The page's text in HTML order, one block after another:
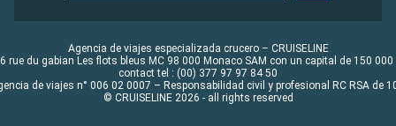
Agencia de viajes especializada crucero – CRUISELINE
rue du gabian Les flots bleus MC 98 000 Monaco SAM con un capital de 150 000
contact tel : (00) 377 97 97 84 50
de viajes n° 006 02 0007 – Responsabilidad civil y profesional RC RSA de
© CRUISELINE 2026 - all rights reserved